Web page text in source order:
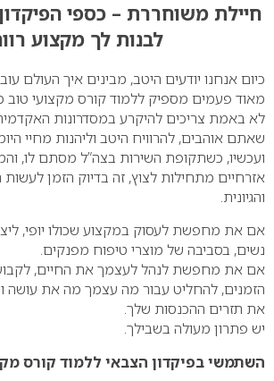
חיילת משוחררת – כספי
לבנות לך מקצוע
כיום אנחנו יודעים היטב, מבינים איך העולם
מאוד פעמים מספיק ללמוד קורס מקצועי טוב
לא באמת צריכים להיקרע במסדרונות
שאתם אוהבים, להרוויח היטב וליהנות מחיי
ועכשיו, כשתקופת השירות בצה”ל מסתם לו,
אזרחיים מתחילות לצוץ, זה בדיוק הזמן
והגיונית.
אם את מחפשת לעסוק במקצוע שכולו יופי,
נשים, בסביבה של מוצרי טיפוח מפנקים.
אם את מחפשת לנהל לעצמך את החיים,
הזמנים, להחליט עבור מה עצמך מה את עושה
את תזרים ההכנסות שלך.
יש פתרון מעולה בשבילך.
השתמשי בפיקדון הצבאי ללמוד קורס